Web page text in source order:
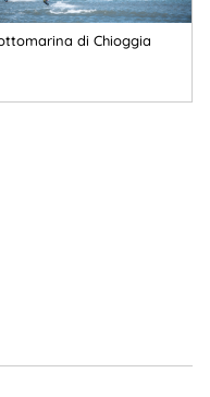
di Chioggia